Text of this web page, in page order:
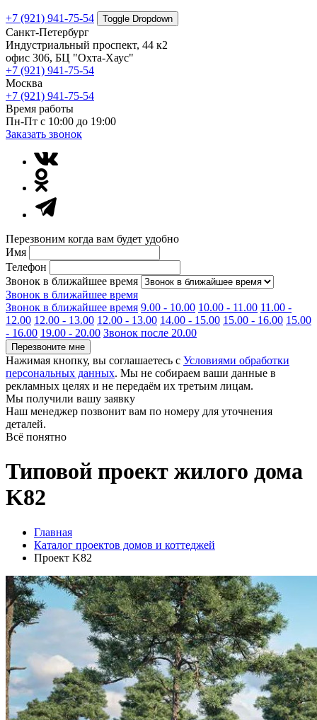
+7 (921) 941-75-54 Toggle Dropdown
Санкт-Петербург
Индустриальный проспект, 44 к2
офис 306, БЦ "Охта-Хаус"
+7 (921) 941-75-54
Москва
+7 (921) 941-75-54
Время работы
Пн-Пт с 10:00 до 19:00
Заказать звонок
Перезвоним когда вам будет удобно
Имя
Телефон
Звонок в ближайшее время
Звонок в ближайшее время
Звонок в ближайшее время 9.00 - 10.00 10.00 - 11.00 11.00 -
12.00 12.00 - 13.00 12.00 - 13.00 14.00 - 15.00 15.00 - 16.00 15.00
- 16.00 19.00 - 20.00 Звонок после 20.00
Перезвоните мне
Нажимая кнопку, вы соглашаетесь с Условиями обработки
персональных данных. Мы не собираем ваши данные в
рекламных целях и не передаём их третьим лицам.
Мы получили вашу заявку
Наш менеджер позвонит вам по номеру для уточнения
деталей.
Всё понятно
Типовой проект жилого дома
K82
Главная
Каталог проектов домов и коттеджей
Проект K82